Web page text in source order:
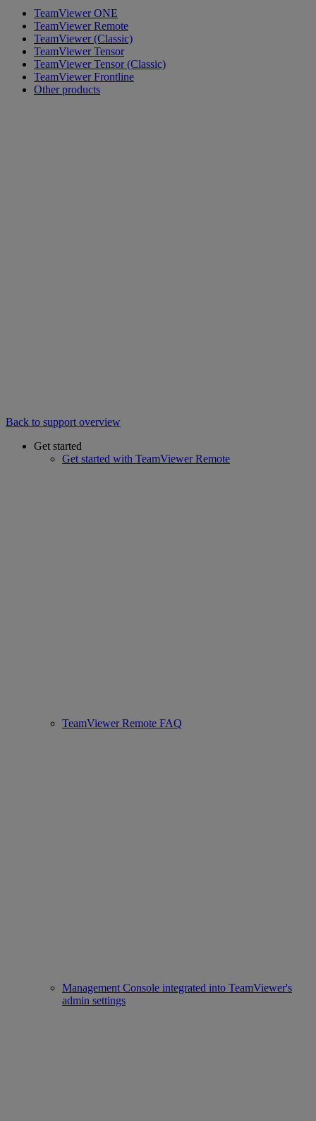
TeamViewer ONE
TeamViewer Remote
TeamViewer (Classic)
TeamViewer Tensor
TeamViewer Tensor (Classic)
TeamViewer Frontline
Other products
Back to support overview
Get started
Get started with TeamViewer Remote
TeamViewer Remote FAQ
Management Console integrated into TeamViewer's
admin settings